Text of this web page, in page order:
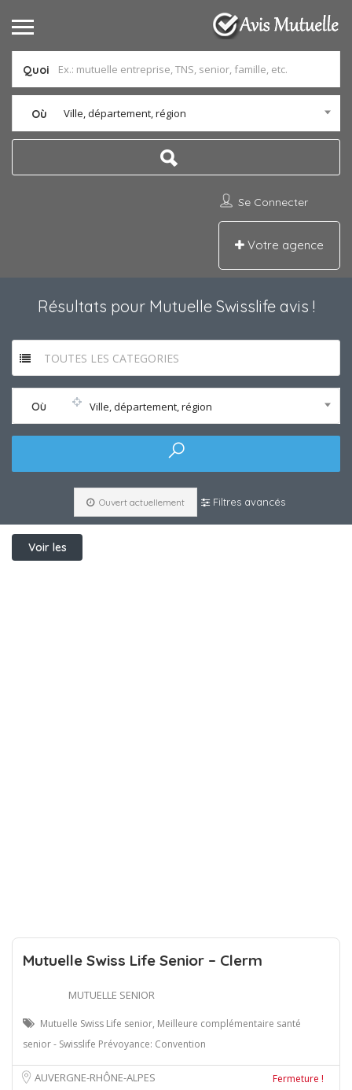
Quoi
Où Ville, département, région
Se Connecter
Votre agence
Résultats pour Mutuelle Swisslife avis !
TOUTES LES CATEGORIES
Où Ville, département, région
Ouvert actuellement Filtres avancés
Voir les
Mutuelle Swiss Life Senior – Clerm
MUTUELLE SENIOR
Mutuelle Swiss Life senior, Meilleure complémentaire santé
senior - Swisslife Prévoyance: Convention
AUVERGNE-RHÔNE-ALPES Fermeture !